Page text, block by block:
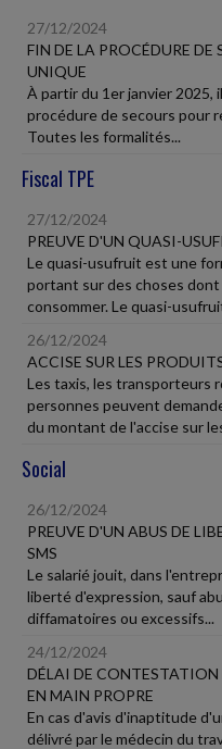
27/12/2024
FIN DE LA PROCÉDURE DE
UNIQUE
À partir du 1er janvier 2025,
procédure de secours pour
Toutes les formalités...
Fiscal TPE
27/12/2024
PREUVE D'UN QUASI-
Le quasi-usufruit est une
portant sur des choses
consommer. Le quasi-
26/12/2024
ACCISE SUR LES
Les taxis, les transporteurs
personnes peuvent
du montant de l'accise sur
Social
26/12/2024
PREUVE D'UN ABUS DE
SMS
Le salarié jouit, dans
liberté d'expression, sauf
diffamatoires ou excessifs...
24/12/2024
DÉLAI DE
EN MAIN PROPRE
En cas d'avis d'inaptitude
délivré par le médecin du